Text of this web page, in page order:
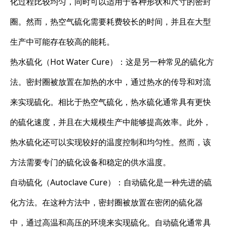
圈。然而，热空气硫化需要耗费较长的时间，并且在大型
生产中可能存在较高的能耗。
热水硫化（Hot Water Cure）：这是另一种常见的硫化方
法。密封圈被放置在加热的水中，通过热水的传导和对流
来实现硫化。相比于热空气硫化，热水硫化通常具有更快
的硫化速度，并且在大规模生产中能够提高效率。此外，
热水硫化还可以实现较好的温度控制和均匀性。然而，该
方法需要专门的硫化设备和稳定的供水温度。
自动硫化（Autoclave Cure）：自动硫化是一种先进的硫
化方法。在这种方法中，密封圈被放置在密闭的硫化器
中，通过高温和高压的环境来实现硫化。自动硫化通常具